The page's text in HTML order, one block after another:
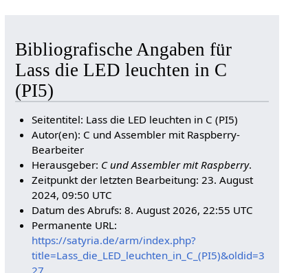
Bibliografische Angaben für
Lass die LED leuchten in C
(PI5)
Seitentitel: Lass die LED leuchten in C (PI5)
Autor(en): C und Assembler mit Raspberry-
Bearbeiter
Herausgeber: C und Assembler mit Raspberry.
Zeitpunkt der letzten Bearbeitung: 23. August
2024, 09:50 UTC
Datum des Abrufs: 8. August 2026, 22:55 UTC
Permanente URL:
https://satyria.de/arm/index.php?
title=Lass_die_LED_leuchten_in_C_(PI5)&oldid=3
27